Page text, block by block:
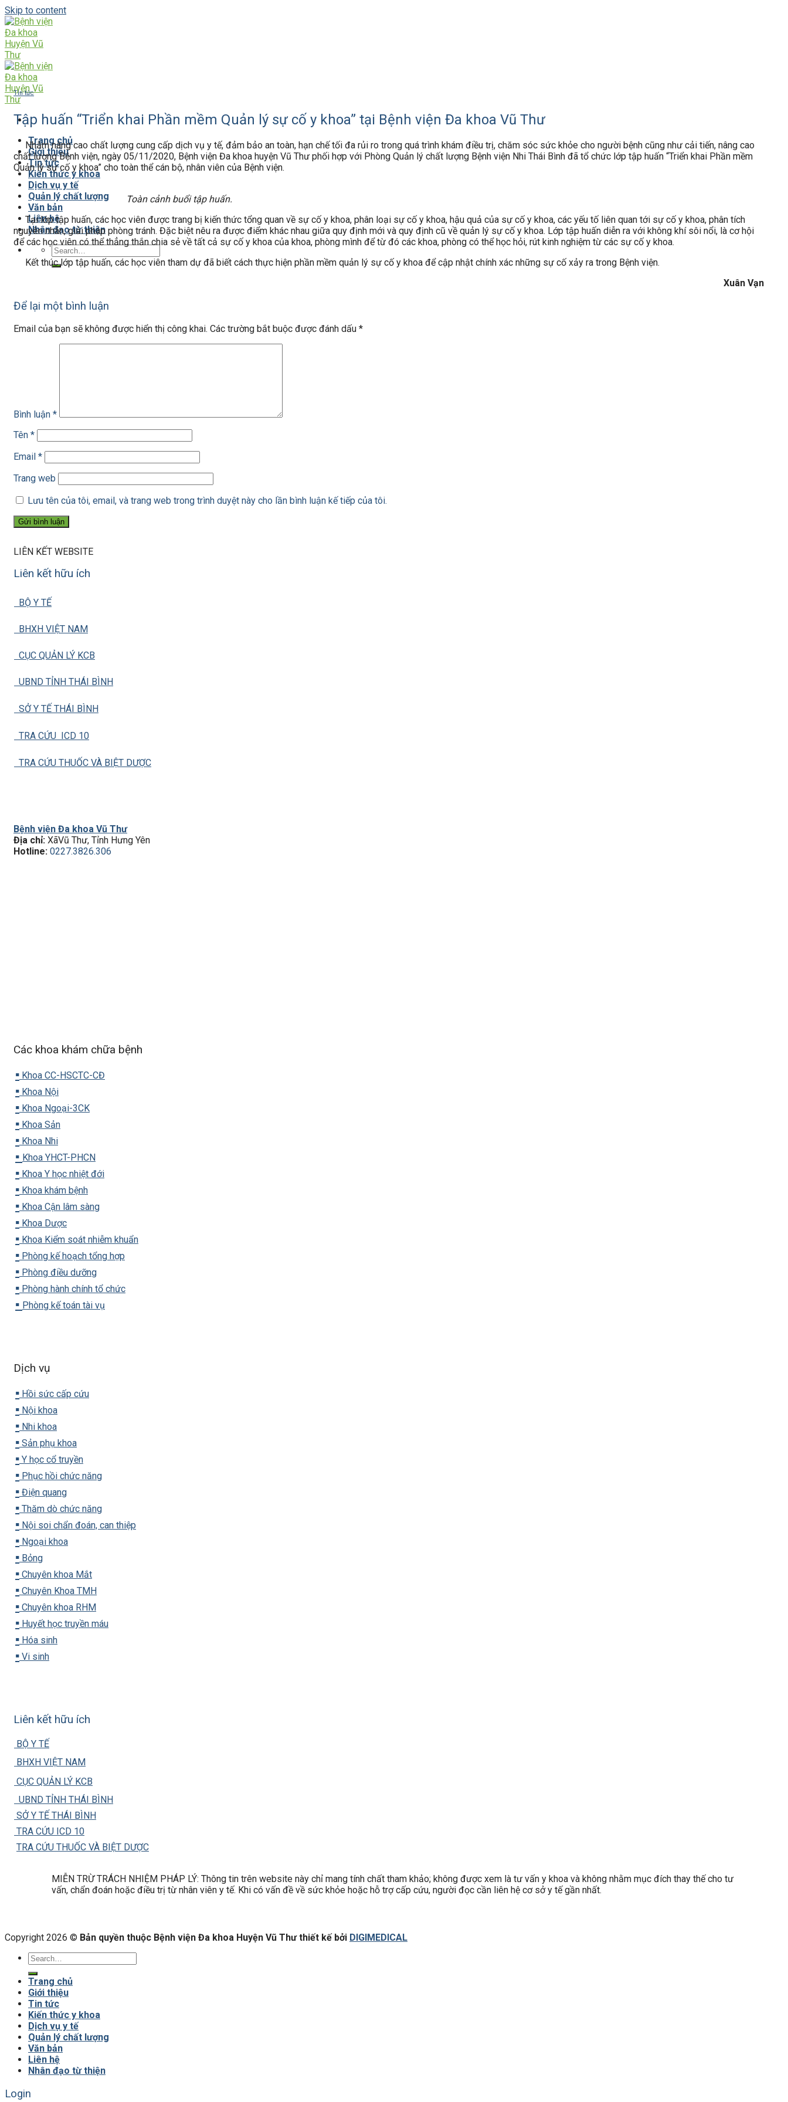
Skip to content
Trang chủ
Giới thiệu
Tin tức
Kiến thức y khoa
Dịch vụ y tế
Quản lý chất lượng
Văn bản
Liên hệ
Nhân đạo từ thiện
Tin tức
Tập huấn “Triển khai Phần mềm Quản lý sự cố y khoa” tại Bệnh viện Đa khoa Vũ Thư
Nhằm nâng cao chất lượng cung cấp dịch vụ y tế, đảm bảo an toàn, hạn chế tối đa rủi ro trong quá trình khám điều trị, chăm sóc sức khỏe cho người bệnh cũng như cải tiến, nâng cao
chất lượng Bệnh viện, ngày 05/11/2020, Bệnh viện Đa khoa huyện Vũ Thư phối hợp với Phòng Quản lý chất lượng Bệnh viện Nhi Thái Bình đã tổ chức lớp tập huấn “Triển khai Phần mềm
Quản lý sự cố y khoa” cho toàn thể cán bộ, nhân viên của Bệnh viện.
Toàn cảnh buổi tập huấn.
Tại lớp tập huấn, các học viên được trang bị kiến thức tổng quan về sự cố y khoa, phân loại sự cố y khoa, hậu quả của sự cố y khoa, các yếu tố liên quan tới sự cố y khoa, phân tích
nguyên nhân, giải pháp phòng tránh. Đặc biệt nêu ra được điểm khác nhau giữa quy định mới và quy định cũ về quản lý sự cố y khoa. Lớp tập huấn diễn ra với không khí sôi nổi, là cơ hội
để các học viên có thể thẳng thắn chia sẻ về tất cả sự cố y khoa của khoa, phòng mình để từ đó các khoa, phòng có thể học hỏi, rút kinh nghiệm từ các sự cố y khoa.
Kết thúc lớp tập huấn, các học viên tham dự đã biết cách thực hiện phần mềm quản lý sự cố y khoa để cập nhật chính xác những sự cố xảy ra trong Bệnh viện.
Xuân Vạn
Để lại một bình luận
Email của bạn sẽ không được hiển thị công khai. Các trường bắt buộc được đánh dấu *
Bình luận *
Tên *
Email *
Trang web
Lưu tên của tôi, email, và trang web trong trình duyệt này cho lần bình luận kế tiếp của tôi.
LIÊN KẾT WEBSITE
Liên kết hữu ích
BỘ Y TẾ
BHXH VIỆT NAM
CỤC QUẢN LÝ KCB
UBND TỈNH THÁI BÌNH
SỞ Y TẾ THÁI BÌNH
TRA CỨU ICD 10
TRA CỨU THUỐC VÀ BIỆT DƯỢC
Bệnh viện Đa khoa Vũ Thư
Địa chỉ: XãVũ Thư, Tỉnh Hưng Yên
Hotline: 0227.3826.306
Các khoa khám chữa bệnh
▪️ Khoa CC-HSCTC-CĐ
▪️ Khoa Nội
▪️ Khoa Ngoại-3CK
▪️ Khoa Sản
▪️ Khoa Nhi
▪️ Khoa YHCT-PHCN
▪️ Khoa Y học nhiệt đới
▪️ Khoa khám bệnh
▪️ Khoa Cận lâm sàng
▪️ Khoa Dược
▪️ Khoa Kiểm soát nhiễm khuẩn
▪️ Phòng kế hoạch tổng hợp
▪️ Phòng điều dưỡng
▪️ Phòng hành chính tổ chức
▪️ Phòng kế toán tài vụ
Dịch vụ
▪️ Hồi sức cấp cứu
▪️ Nội khoa
▪️ Nhi khoa
▪️ Sản phụ khoa
▪️ Y học cổ truyền
▪️ Phục hồi chức năng
▪️ Điện quang
▪️ Thăm dò chức năng
▪️ Nội soi chẩn đoán, can thiệp
▪️ Ngoại khoa
▪️ Bỏng
▪️ Chuyên khoa Mắt
▪️ Chuyên Khoa TMH
▪️ Chuyên khoa RHM
▪️ Huyết học truyền máu
▪️ Hóa sinh
▪️ Vi sinh
Liên kết hữu ích
BỘ Y TẾ
BHXH VIỆT NAM
CỤC QUẢN LÝ KCB
UBND TỈNH THÁI BÌNH
SỞ Y TẾ THÁI BÌNH
TRA CỨU ICD 10
TRA CỨU THUỐC VÀ BIỆT DƯỢC
MIỄN TRỪ TRÁCH NHIỆM PHÁP LÝ: Thông tin trên website này chỉ mang tính chất tham khảo; không được xem là tư vấn y khoa và không nhằm mục đích thay thế cho tư
vấn, chẩn đoán hoặc điều trị từ nhân viên y tế. Khi có vấn đề về sức khỏe hoặc hỗ trợ cấp cứu, người đọc cần liên hệ cơ sở y tế gần nhất.
Copyright 2026 © Bản quyền thuộc Bệnh viện Đa khoa Huyện Vũ Thư thiết kế bởi DIGIMEDICAL
Trang chủ
Giới thiệu
Tin tức
Kiến thức y khoa
Dịch vụ y tế
Quản lý chất lượng
Văn bản
Liên hệ
Nhân đạo từ thiện
Login